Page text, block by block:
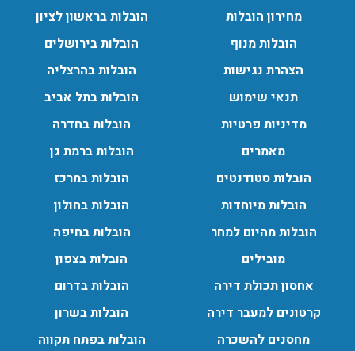
הובלות מנוף בפרדס חנה:
העברת פריטים כבדים עם מנוף בפרדס חנה ואפשרות הובלת
תכולת דירה שלמה עם מנוף.
עודכן לאחרונה: 24/02/2026, 10:42
מחירון הובלות
הובלות מנוף
הצהרת נגישות
תנאי שימוש
מדיניות פרטיות
מאמרים
הובלות סטודנטים
הובלות מיוחדות
הובלות מהיום למחר
מובילים
אחסון תכולת דירה
קרטונים למעבר דירה
מחסנים להשכרה
הובלות בראשון לציון
הובלות בירושלים
הובלות בהרצליה
הובלות בתל אביב
הובלות בחדרה
הובלות ברמת גן
הובלות במרכז
הובלות בחולון
הובלות בחיפה
הובלות בצפון
הובלות בדרום
הובלות בשרון
הובלות בפתח תקווה